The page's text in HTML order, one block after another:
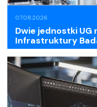
07.08.2026
Dwie jednostki UG
Infrastruktury